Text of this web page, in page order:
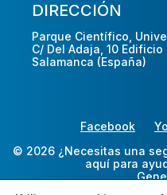
DIRECCIÓN
Parque Científico,
C/ Del Adaja, 10
Salamanca (España)
Facebook
© 2026 ¿Necesitas una
aquí para